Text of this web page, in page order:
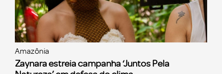
Amazônia
Zaynara estreia campanha ‘Juntos Pela